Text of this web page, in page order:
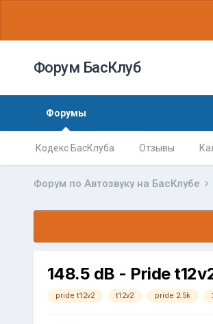
Форум БасКлуб
Форумы
Кодекс БасКлуба Отзывы
Форум по Автозвуку на БасКлубе
148.5 dB - Pride
pride t12v2 t12v2 pride 2.5k